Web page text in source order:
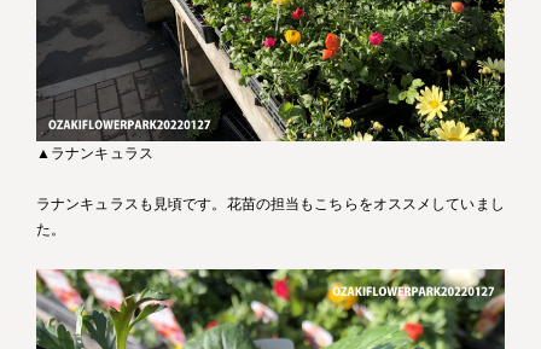
▲ラナンキュラス
ラナンキュラスも見頃です。花苗の担当もこちらをオススメしていまし
た。